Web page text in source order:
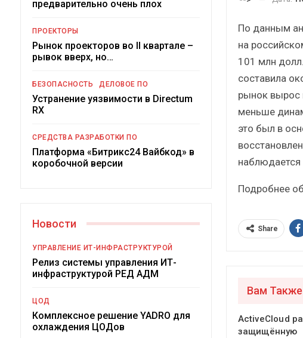
По данным
на
101 млн
составила
рынок вырос
меньше
это был в
наблюдается
Подробнее
Share
Вам
ActiveCloud
защищённую
предварительно очень плох
ПРОЕКТОРЫ
Рынок проекторов во II квартале –
рывок вверх, но…
БЕЗОПАСНОСТЬ ДЕЛОВОЕ ПО
Устранение уязвимости в Directum
RX
СРЕДСТВА РАЗРАБОТКИ ПО
Платформа «Битрикс24 Вайбкод» в
коробочной версии
Новости
УПРАВЛЕНИЕ ИТ-ИНФРАСТРУКТУРОЙ
Релиз системы управления ИТ-
инфраструктурой РЕД АДМ
ЦОД
Комплексное решение YADRO для
охлаждения ЦОДов
Краткий статистический
Подкосят ли глобальные угрозы
российский рынок ИБП?